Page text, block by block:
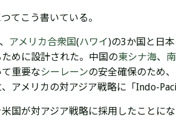
てこう書いている。
、 アメリカ合衆国(ハワイ)の3か国と日本
めに設計された。中国の東シナ海、
重要なシーレーンの安全確保のため
アメリカの対アジア戦略に「Indo-
国が対アジア戦略に採用したことにな